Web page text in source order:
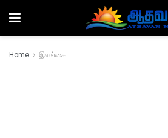
Home இலங்கை